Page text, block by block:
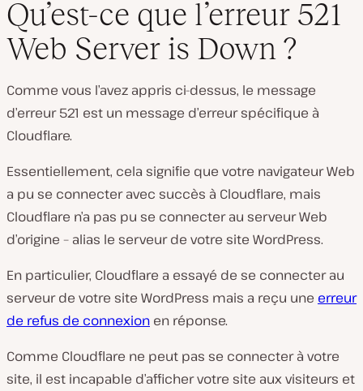
Qu’est-ce que l’erreur 521
Web Server is Down ?
Comme vous l’avez appris ci-dessus, le message
d’erreur 521 est un message d’erreur spécifique à
Cloudflare.
Essentiellement, cela signifie que votre navigateur Web
a pu se connecter avec succès à Cloudflare, mais
Cloudflare n’a pas pu se connecter au serveur Web
d’origine – alias le serveur de votre site WordPress.
En particulier, Cloudflare a essayé de se connecter au
serveur de votre site WordPress mais a reçu une erreur
de refus de connexion en réponse.
Comme Cloudflare ne peut pas se connecter à votre
site, il est incapable d’afficher votre site aux visiteurs et